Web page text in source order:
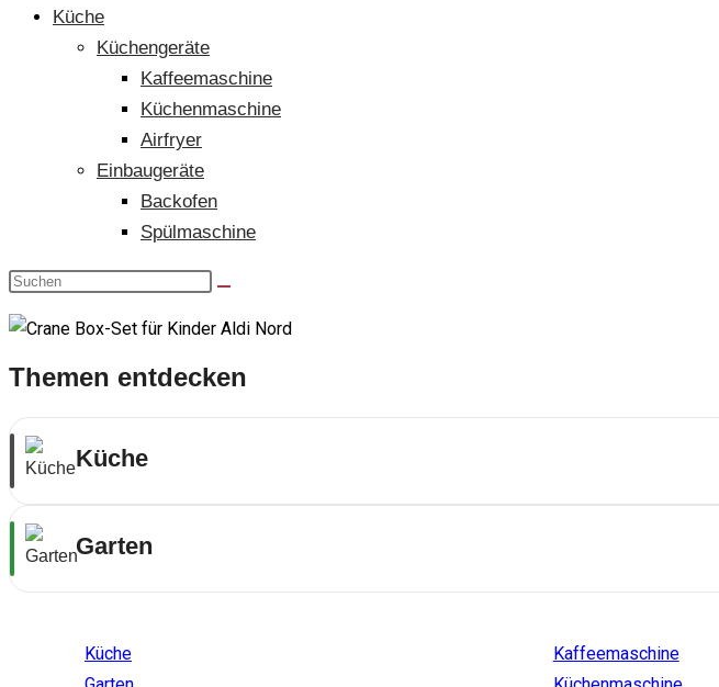
Küche
Küchengeräte
Kaffeemaschine
Küchenmaschine
Airfryer
Einbaugeräte
Backofen
Spülmaschine
Themen entdecken
Küche
Garten
Küche
Kaffeemaschine